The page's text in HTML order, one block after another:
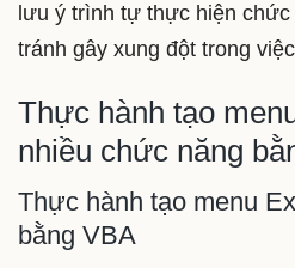
lưu ý trình tự thực hiện
tránh gây xung đột trong việc
Thực hành tạo
nhiều chức năng
Thực hành tạo menu
bằng VBA